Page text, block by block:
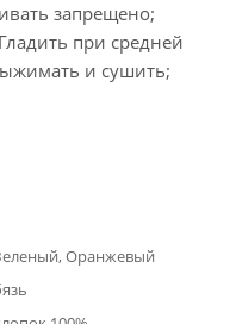
запрещено;
при средней
и сушить;
Оранжевый